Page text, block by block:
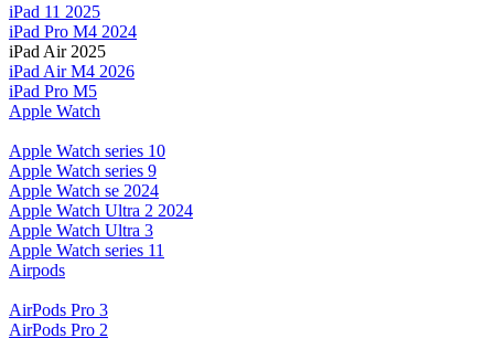
iPad 11 2025
iPad Pro M4 2024
iPad Air 2025
iPad Air M4 2026
iPad Pro M5
Apple Watch
Apple Watch series 10
Apple Watch series 9
Apple Watch se 2024
Apple Watch Ultra 2 2024
Apple Watch Ultra 3
Apple Watch series 11
Airpods
AirPods Pro 3
AirPods Pro 2